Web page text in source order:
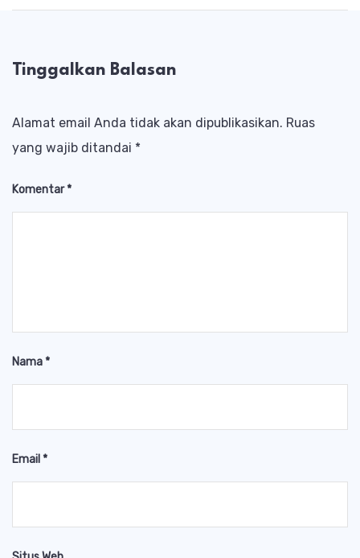
Tinggalkan Balasan
Alamat email Anda tidak akan dipublikasikan. Ruas
yang wajib ditandai *
Komentar*
Nama*
Email*